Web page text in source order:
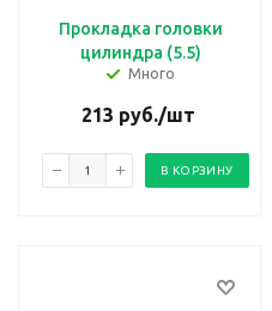
Прокладка головки
цилиндра (5.5)
Много
213 руб./шт
В КОРЗИНУ